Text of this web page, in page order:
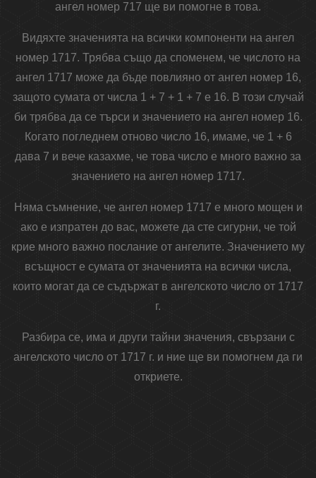
ангел номер 717 ще ви помогне в това.
Видяхте значенията на всички компоненти на ангел
номер 1717. Трябва също да споменем, че числото на
ангел 1717 може да бъде повлияно от ангел номер 16,
защото сумата от числа 1 + 7 + 1 + 7 е 16. В този случай
би трябва да се търси и значението на ангел номер 16.
Когато погледнем отново число 16, имаме, че 1 + 6
дава 7 и вече казахме, че това число е много важно за
значението на ангел номер 1717.
Няма съмнение, че ангел номер 1717 е много мощен и
ако е изпратен до вас, можете да сте сигурни, че той
крие много важно послание от ангелите. Значението му
всъщност е сумата от значенията на всички числа,
които могат да се съдържат в ангелското число от 1717
г.
Разбира се, има и други тайни значения, свързани с
ангелското число от 1717 г. и ние ще ви помогнем да ги
откриете.